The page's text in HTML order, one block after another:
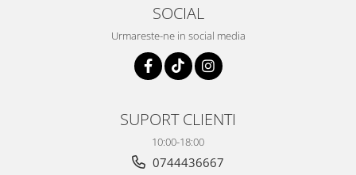
SOCIAL
Urmareste-ne in social media
SUPORT CLIENTI
10:00-18:00
0744436667